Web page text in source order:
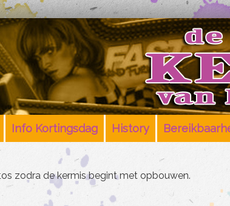
Info Kortingsdag History
zodra de kermis begint met opbouwen.